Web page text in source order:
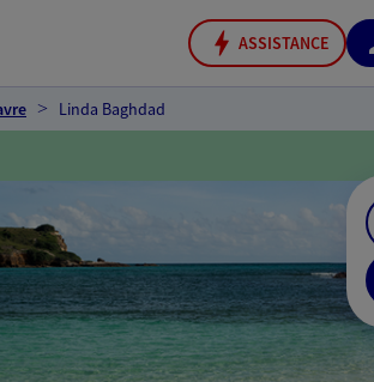
ASSISTANCE
Linda Baghdad